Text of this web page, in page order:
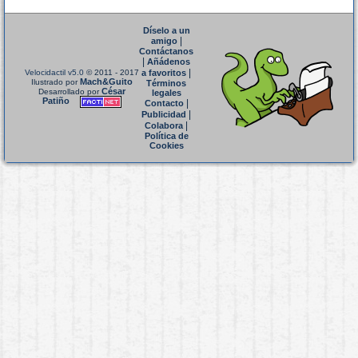
Velocidactil v5.0 © 2011 - 2017
Ilustrado porMach&Guito
Desarrollado porCésar
Patiño
Díselo a un
amigo|
Contáctanos
Añádenos
a favoritos
Términos
legales
Contacto|
Publicidad
Colabora|
Política de
Cookies